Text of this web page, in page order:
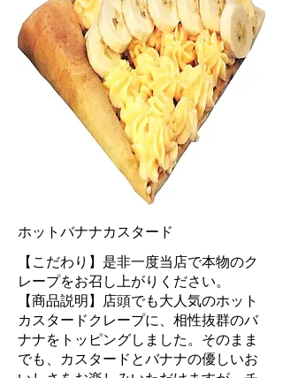
ホットバナナカスタード
【こだわり】是非一度当店で本物のク
レープをお召し上がりください。
【商品説明】店頭でも大人気のホット
カスタードクレープに、相性抜群のバ
ナナをトッピングしました。そのまま
でも、カスタードとバナナの優しいお